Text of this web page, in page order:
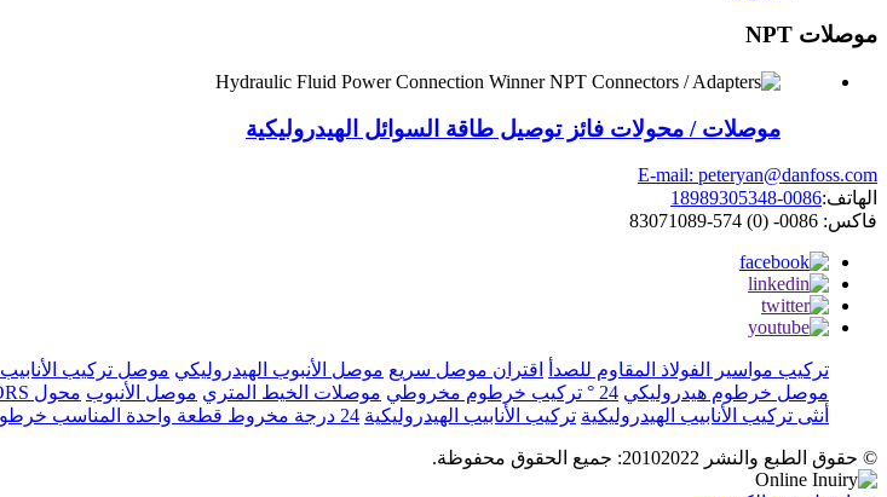
موصلات NPT
موصلات / محولات فائز توصيل طاقة السوائل الهيدروليكية
E-mail: peteryan@danfoss.com
الهاتف:0086-18989305348
فاكس: 0086- (0) 574-83071089
تركيب مواسير الفولاذ المقاوم للصدأ اقتران موصل سريع موصل الأنبوب الهيدروليكي موصل تركيب الأنابيب
موصل خرطوم هيدروليكي 24 ° تركيب خرطوم مخروطي موصلات الخيط المتري موصل الأنبوب محول ORS
أنثى تركيب الأنابيب الهيدروليكية تركيب الأنابيب الهيدروليكية 24 درجة مخروط قطعة واحدة المناسب خرطوم
© حقوق الطبع والنشر 20102022: جميع الحقوق محفوظة.